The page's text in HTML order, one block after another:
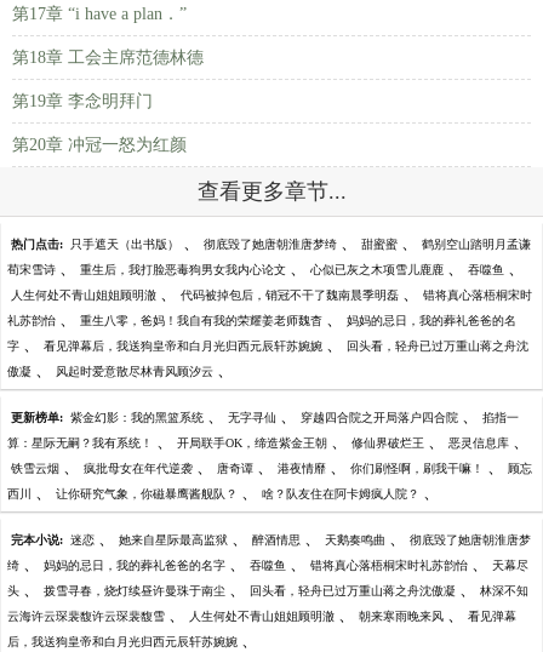
第17章 “i have a plan．”
第18章 工会主席范德林德
第19章 李念明拜门
第20章 冲冠一怒为红颜
查看更多章节...
热门点击: 只手遮天（出书版） 、 彻底毁了她唐朝淮唐梦绮 、 甜蜜蜜 、 鹤别空山踏明月孟谦
荀宋雪诗 、 重生后，我打脸恶毒狗男女我内心论文 、 心似已灰之木项雪儿鹿鹿 、 吞噬鱼 、
人生何处不青山姐姐顾明澈 、 代码被掉包后，销冠不干了魏南晨季明磊 、 错将真心落梧桐宋时
礼苏韵怡 、 重生八零，爸妈！我自有我的荣耀姜老师魏杳 、 妈妈的忌日，我的葬礼爸爸的名
字 、 看见弹幕后，我送狗皇帝和白月光归西元辰轩苏婉婉 、 回头看，轻舟已过万重山蒋之舟沈
傲凝 、 风起时爱意散尽林青风顾汐云 、
更新榜单: 紫金幻影：我的黑篮系统 、 无字寻仙 、 穿越四合院之开局落户四合院 、 掐指一
算：星际无嗣？我有系统！ 、 开局联手OK，缔造紫金王朝 、 修仙界破烂王 、 恶灵信息库 、
铁雪云烟 、 疯批母女在年代逆袭 、 唐奇谭 、 港夜情靡 、 你们刷怪啊，刷我干嘛！ 、 顾忘
西川 、 让你研究气象，你磁暴鹰酱舰队？ 、 啥？队友住在阿卡姆疯人院？ 、
完本小说: 迷恋 、 她来自星际最高监狱 、 醉酒情思 、 天鹅奏鸣曲 、 彻底毁了她唐朝淮唐梦
绮 、 妈妈的忌日，我的葬礼爸爸的名字 、 吞噬鱼 、 错将真心落梧桐宋时礼苏韵怡 、 天幕尽
头 、 拨雪寻春，烧灯续昼许曼珠于南尘 、 回头看，轻舟已过万重山蒋之舟沈傲凝 、 林深不知
云海许云琛裴馥许云琛裴馥雪 、 人生何处不青山姐姐顾明澈 、 朝来寒雨晚来风 、 看见弹幕
后，我送狗皇帝和白月光归西元辰轩苏婉婉 、